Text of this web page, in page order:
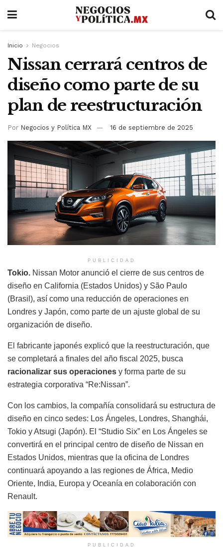
Inicio Negocios
Nissan cerrará centros de
diseño como parte de su
plan de reestructuración
Por Negocios y Política MX 16 de septiembre de 2025
PUBLICIDAD
Tokio. Nissan Motor anunció el cierre de sus centros de
diseño en California (Estados Unidos) y São Paulo
(Brasil), así como una reducción de operaciones en
Londres y Japón, como parte de un ajuste global de su
organización de diseño.
El fabricante japonés explicó que la reestructuración, que
se completará a finales del año fiscal 2025, busca
racionalizar sus operaciones y forma parte de su
estrategia corporativa “Re:Nissan”.
Con los cambios, la compañía consolidará su estructura de
diseño en cinco sedes: Los Ángeles, Londres, Shanghái,
Tokio y Atsugi (Japón). El “Studio Six” en Los Ángeles se
convertirá en el principal centro de diseño de Nissan en
Estados Unidos, mientras que la oficina de Londres
continuará apoyando a las regiones de África, Medio
Oriente, India, Europa y Oceanía en colaboración con
Renault.
PUBLICIDAD